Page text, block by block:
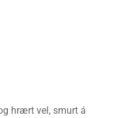
hrært vel, smurt á